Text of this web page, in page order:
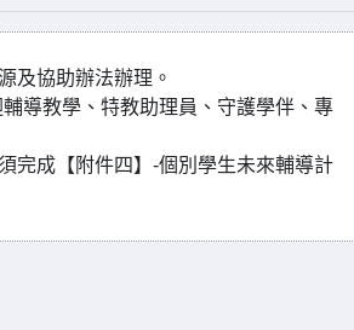
及協助辦法辦理。
導教學、特教助理員、守護學伴、專
完成【附件四】-個別學生未來輔導計